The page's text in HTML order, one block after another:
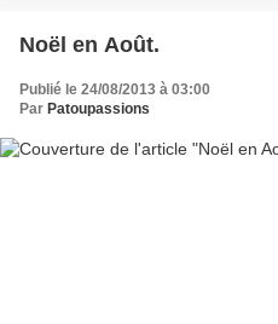
Noël en Août.
Publié le 24/08/2013 à 03:00
Par Patoupassions